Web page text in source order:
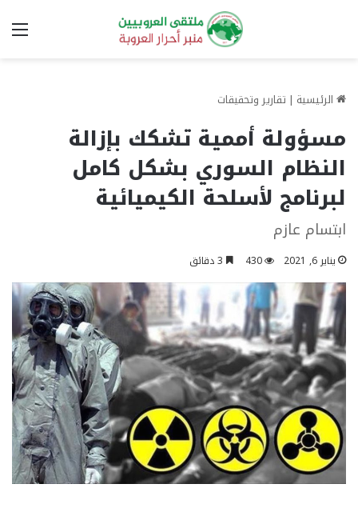
الرئيسية | تقارير وتحقيقات
مسؤولة أممية تشكك بإزالة
النظام السوري بشكل كامل
لبرنامج لأسلحة الكيميائية
ابتسام عازم
يناير 6, 2021 430